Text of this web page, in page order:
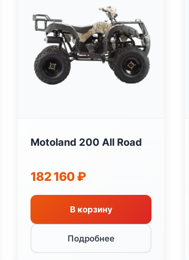
Motoland 200 All Road
182 160 ₽
В корзину
Подробнее